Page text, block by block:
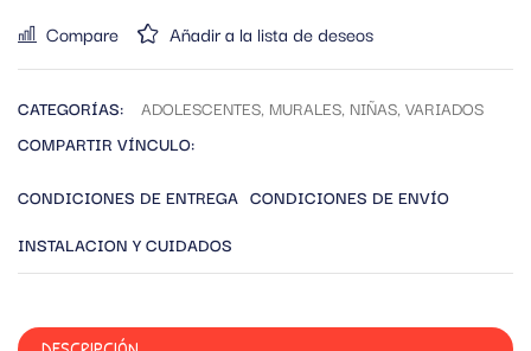
Compare Añadir a la lista de deseos
CATEGORÍAS: ADOLESCENTES, MURALES, NIÑAS, VARIADOS
COMPARTIR VÍNCULO:
CONDICIONES DE ENTREGA CONDICIONES DE ENVÍO
INSTALACION Y CUIDADOS